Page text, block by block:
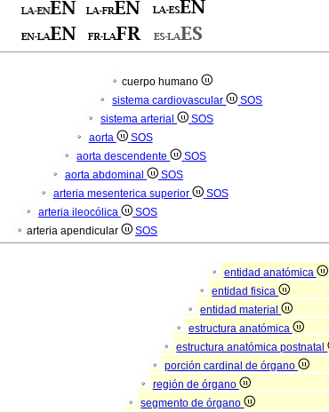
cuerpo humano
sistema cardiovascular
SOS
sistema arterial
SOS
aorta
SOS
aorta descendente
SOS
aorta abdominal
SOS
arteria mesenterica superior
SOS
arteria ileocólica
SOS
arteria apendicular SOS
entidad anatómica
entidad fisica
entidad material
estructura anatómica
estructura anatómica postnatal
porción cardinal de órgano
región de órgano
segmento de órgano